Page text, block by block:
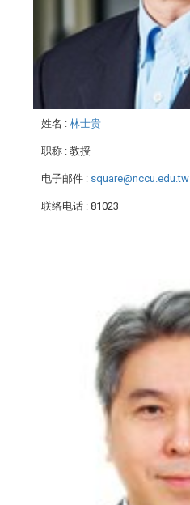
姓名 : 林士贵
职称 : 教授
电子邮件 : square@nccu.edu.tw
联络电话 : 81023